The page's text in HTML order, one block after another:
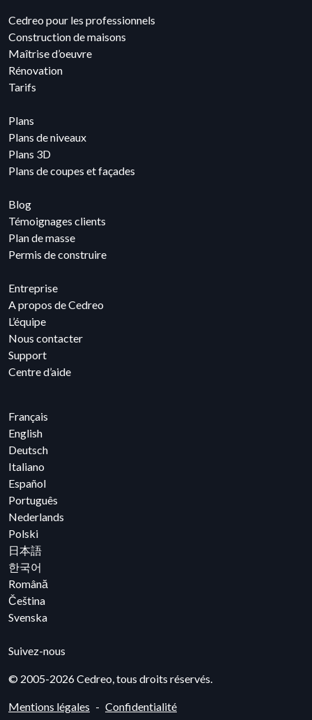
Cedreo pour les professionnels
Construction de maisons
Maîtrise d’oeuvre
Rénovation
Tarifs
Plans
Plans de niveaux
Plans 3D
Plans de coupes et façades
Blog
Témoignages clients
Plan de masse
Permis de construire
Entreprise
A propos de Cedreo
L’équipe
Nous contacter
Support
Centre d’aide
Français
English
Deutsch
Italiano
Español
Português
Nederlands
Polski
日本語
한국어
Română
Čeština
Svenska
Suivez-nous
© 2005-2026 Cedreo, tous droits réservés.
Mentions légales Confidentialité